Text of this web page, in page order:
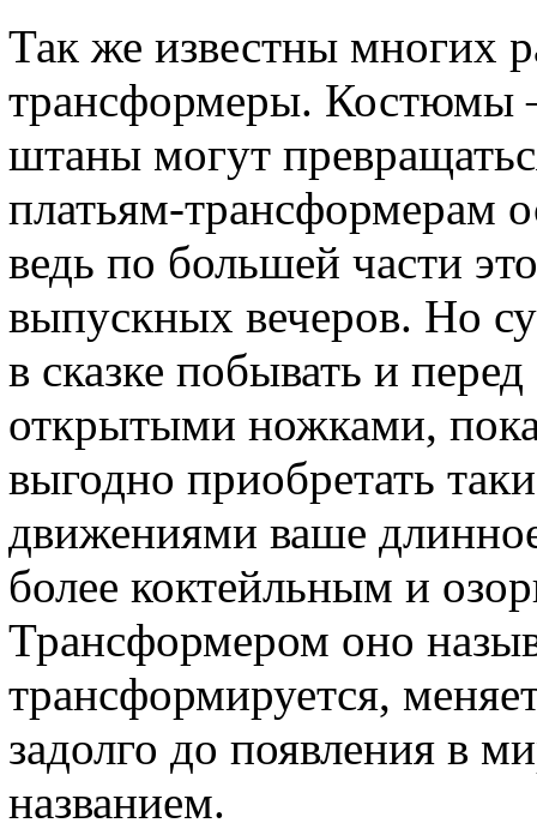
Так же известны многих
трансформеры. Костюмы
штаны могут
платьям-трансформерам
ведь по большей части
выпускных вечеров. Но
в сказке побывать и
открытыми ножками,
выгодно приобретать
движениями ваше
более коктейльным и
Трансформером оно
трансформируется,
задолго до появления в
названием.